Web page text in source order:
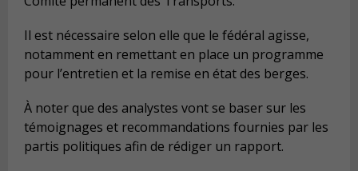
Il est nécessaire selon elle que le fédéral agisse,
notamment en remettant en place un programme
pour l’entretien et la remise en état des berges.
À noter que des analystes vont se baser sur les
témoignages et recommandations fournies par les
partis politiques afin de rédiger un rapport.